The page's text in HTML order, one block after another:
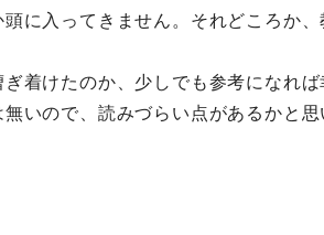
に入ってきません。それどころか
着けたのか、少しでも参考になれ
いので、読みづらい点があるかと